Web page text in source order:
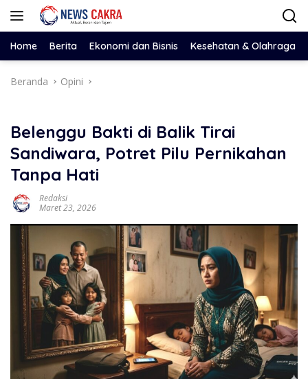
Langsung
Home Berita Ekonomi dan Bisnis Kesehatan & Olahraga
Beranda Opini
Belenggu Bakti di Balik Tirai
Sandiwara, Potret Pilu Pernikahan
Tanpa Hati
Redaksi
Maret 23, 2026